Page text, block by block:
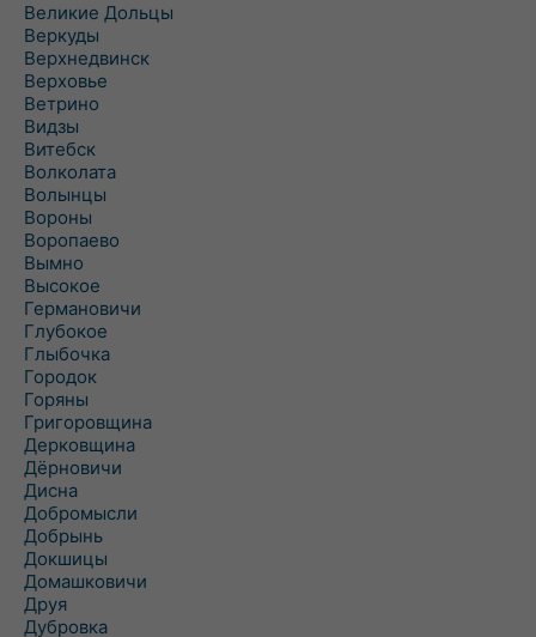
Великие Дольцы
Веркуды
Верхнедвинск
Верховье
Ветрино
Видзы
Витебск
Волколата
Волынцы
Вороны
Воропаево
Вымно
Высокое
Германовичи
Глубокое
Глыбочка
Городок
Горяны
Григоровщина
Дерковщина
Дёрновичи
Дисна
Добромысли
Добрынь
Докшицы
Домашковичи
Друя
Дубровка